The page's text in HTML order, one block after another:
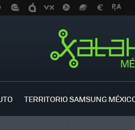
TERRITORIO SAMSUNG